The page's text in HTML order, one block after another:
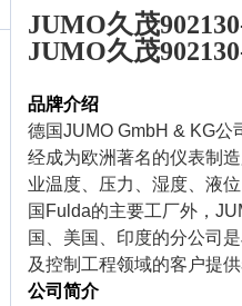
JUMO久茂
JUMO久茂
品牌介绍
德国JUMO GmbH & KG
经成为欧洲著名的仪表制
业温度、压力、湿度、液
国Fulda的主要工厂外，
国、美国、印度的分公司
及控制工程领域的客户提
公司简介